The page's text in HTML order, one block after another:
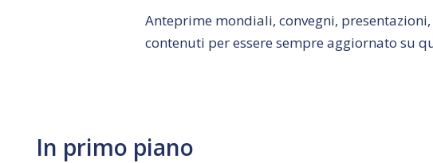
Anteprime mondiali, convegni,
contenuti per essere sempre aggiornato su
In primo piano